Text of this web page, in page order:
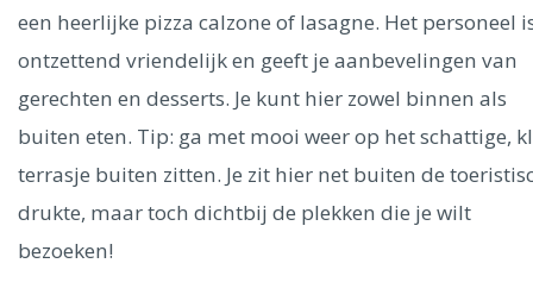
Berlijn Mechelen
Dublin
Hong Kong München Wenen Budapest
Madrid
Vancouver
Alles bekijken
een heerlijke pizza calzone of lasagne. Het personeel
ontzettend vriendelijk en geeft je aanbevelingen van
gerechten en desserts. Je kunt hier zowel binnen als
buiten eten. Tip: ga met mooi weer op het schattige,
terrasje buiten zitten. Je zit hier net buiten de
drukte, maar toch dichtbij de plekken die je wilt
bezoeken!